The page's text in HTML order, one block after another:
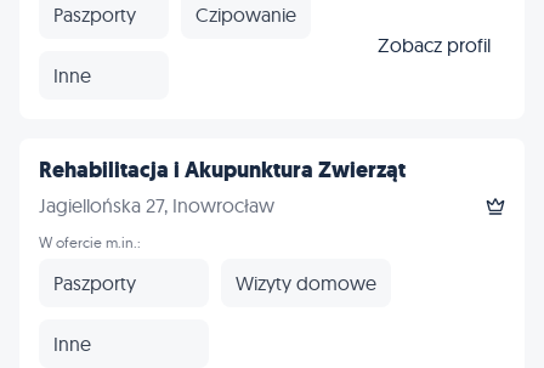
Paszporty Czipowanie
Inne
Zobacz profil
Rehabilitacja i Akupunktura Zwierząt
Jagiellońska 27, Inowrocław
W ofercie m.in.:
Paszporty Wizyty domowe
Inne